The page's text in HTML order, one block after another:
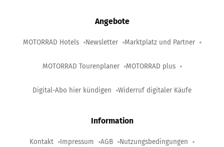
Angebote
MOTORRAD Hotels Newsletter Marktplatz und Partner
MOTORRAD Tourenplaner MOTORRAD plus
Digital-Abo hier kündigen Widerruf digitaler Käufe
Information
Kontakt Impressum AGB Nutzungsbedingungen